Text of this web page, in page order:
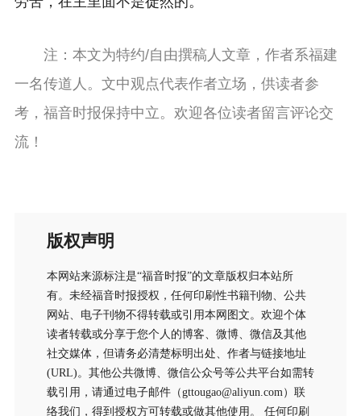
注：本文为特约/自由撰稿人文章，作者系福建
一名传道人。文中观点代表作者立场，供读者参
考，福音时报保持中立。欢迎各位读者留言评论交
流！
版权声明
本网站来源标注是“福音时报”的文章版权归本站所
有。未经福音时报授权，任何印刷性书籍刊物、公共
网站、电子刊物不得转载或引用本网图文。欢迎个体
读者转载或分享于您个人的博客、微博、微信及其他
社交媒体，但请务必清楚标明出处、作者与链接地址
(URL)。其他公共微博、微信公众号等公共平台如需转
载引用，请通过电子邮件（gttougao@aliyun.com）联
络我们，得到授权方可转载或做其他使用。 任何印刷